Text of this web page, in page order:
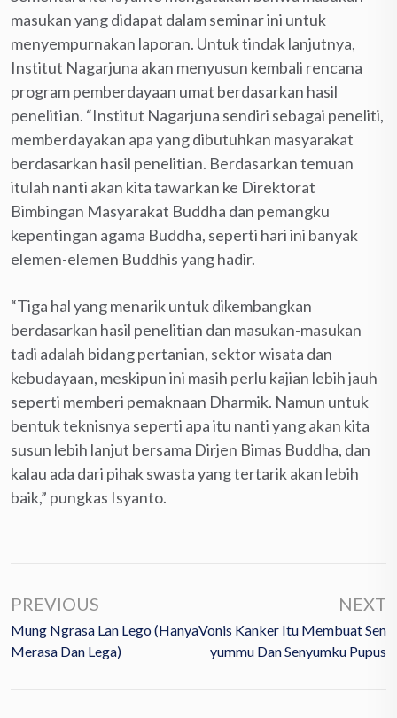
masukan yang didapat dalam seminar ini untuk
menyempurnakan laporan. Untuk tindak lanjutnya,
Institut Nagarjuna akan menyusun kembali rencana
program pemberdayaan umat berdasarkan hasil
penelitian. “Institut Nagarjuna sendiri sebagai peneliti,
memberdayakan apa yang dibutuhkan masyarakat
berdasarkan hasil penelitian. Berdasarkan temuan
itulah nanti akan kita tawarkan ke Direktorat
Bimbingan Masyarakat Buddha dan pemangku
kepentingan agama Buddha, seperti hari ini banyak
elemen-elemen Buddhis yang hadir.
“Tiga hal yang menarik untuk dikembangkan
berdasarkan hasil penelitian dan masukan-masukan
tadi adalah bidang pertanian, sektor wisata dan
kebudayaan, meskipun ini masih perlu kajian lebih jauh
seperti memberi pemaknaan Dharmik. Namun untuk
bentuk teknisnya seperti apa itu nanti yang akan kita
susun lebih lanjut bersama Dirjen Bimas Buddha, dan
kalau ada dari pihak swasta yang tertarik akan lebih
baik,” pungkas Isyanto.
PREVIOUS
Mung Ngrasa Lan Lego (Hanya
Merasa Dan Lega)
NEXT
Vonis Kanker Itu Membuat Sen
Yummu Dan Senyumku Pupus